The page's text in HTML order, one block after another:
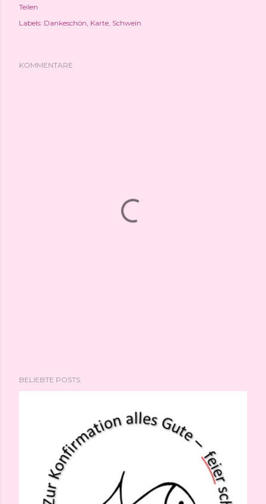
Teilen
Labels: Dankeschön Karte Schwein
KOMMENTARE
BELIEBTE POSTS